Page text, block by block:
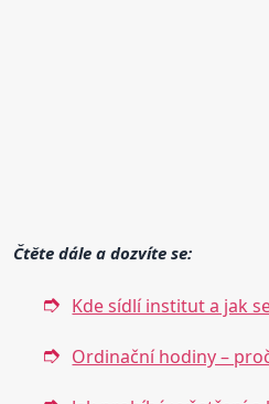
Čtěte dále a dozvíte se:
Kde sídlí institut a jak
Ordinační hodiny –